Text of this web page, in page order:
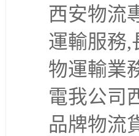
西安物流
運輸服務,
物運輸業
電我公司
品牌物流